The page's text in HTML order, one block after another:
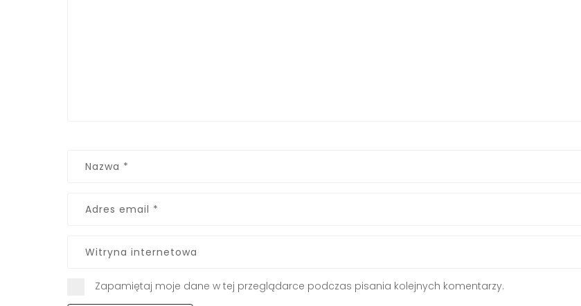
Zapamiętaj moje dane w tej przeglądarce podczas pisania kolejnych komentarzy.